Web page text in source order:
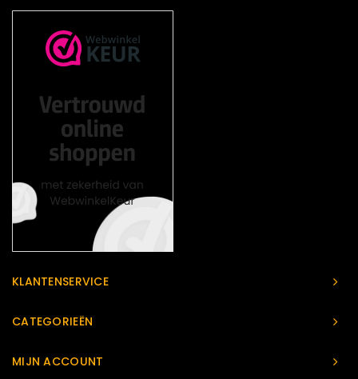
KLANTENSERVICE
CATEGORIEËN
MIJN ACCOUNT